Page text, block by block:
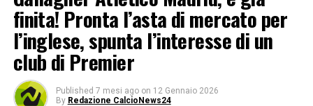
finita! Pronta l’asta di mercato per
l’inglese, spunta l’interesse di un
club di Premier
Published 7 mesi ago on 12 Gennaio 2026
By Redazione CalcioNews24